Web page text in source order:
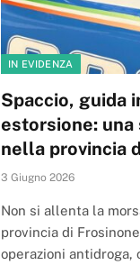
IN EVIDENZA
Spaccio, guida
estorsione:
nella provincia
3 Giugno 2026
Non si allenta la
provincia di
operazioni